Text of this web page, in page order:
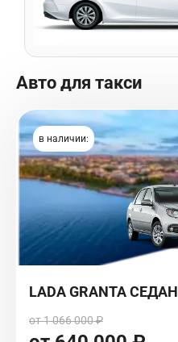
Авто для такси
в наличии:
LADA GRANTA СЕДАН
от 1 066 000 ₽